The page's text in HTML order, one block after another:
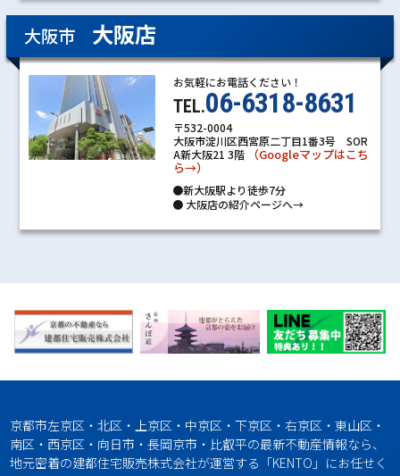
大阪市 大阪店
お気軽にお電話ください！
TEL.06-6318-8631
〒532-0004
大阪市淀川区西宮原二丁目1番3号 SOR
A新大阪21 3階
（Googleマップはこち
ら→）
●新大阪駅より徒歩7分
●大阪店の紹介ページへ→
京都市左京区・北区・上京区・中京区・下京区・右京区・東山区・
南区・西京区・向日市・長岡京市・比叡平の最新不動産情報なら、
地元密着の建都住宅販売株式会社が運営する「KENTO」にお任せく